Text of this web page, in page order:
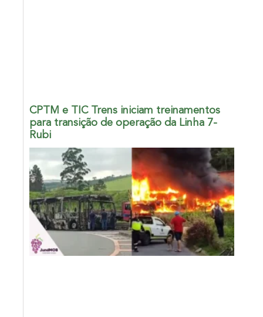
CPTM e TIC Trens iniciam treinamentos
para transição de operação da Linha 7-
Rubi